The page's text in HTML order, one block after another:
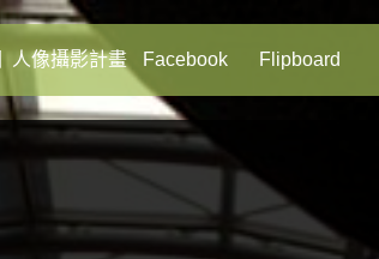
人像攝影計畫 Facebook Flipboard